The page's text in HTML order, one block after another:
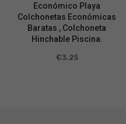
Económico Playa
Colchonetas Económicas
Baratas , Colchoneta
Hinchable Piscina.
€3.25